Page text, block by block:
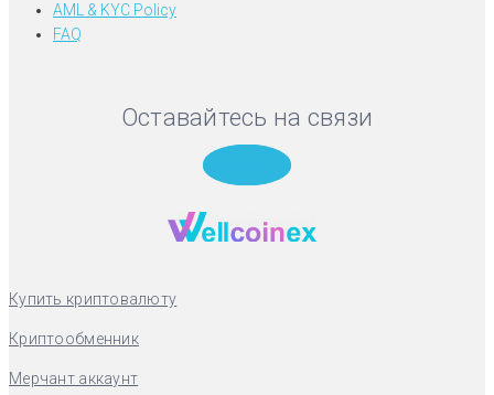
AML & KYC Policy
FAQ
Оставайтесь на связи
Купить криптовалюту
Криптообменник
Мерчант аккаунт